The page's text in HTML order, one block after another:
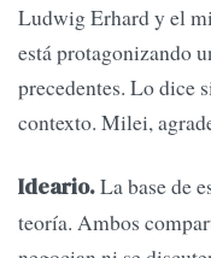
Ludwig Erhard y el
está protagonizando
precedentes. Lo dice
contexto. Milei,
Ideario.La base de
teoría. Ambos